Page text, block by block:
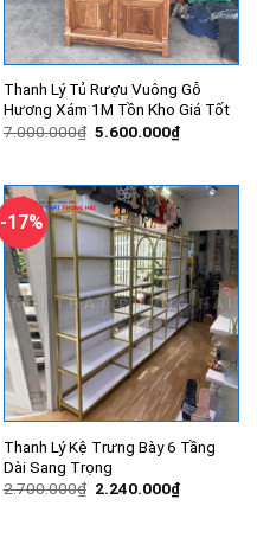
Thanh Lý Tủ Rượu Vuông Gỗ
Hương Xám 1M Tồn Kho Giá Tốt
7.000.000₫ Giá
5.600.000₫Giá
hiện
-17%
Thanh Lý Kệ Trưng Bày 6 Tầng
Dài Sang Trọng
2.700.000₫ Giá
2.240.000₫Giá
hiện